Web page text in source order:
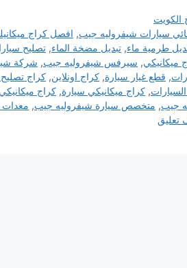
الكويت
سيارات شيفروليه جيب, افصل كراج
طرمية ماء, تبديل مضخة الماء, تصليح
ميكانيكي, سيرفس شيفروليه جيب, شركة
, قطع غيار سيارة, كراج اونلاين, كراج
السيارات, كراج ميكانيكي سيارة, كراج
جيب, متخصص سيارة شيفروليه جيب, معدات
تعليق